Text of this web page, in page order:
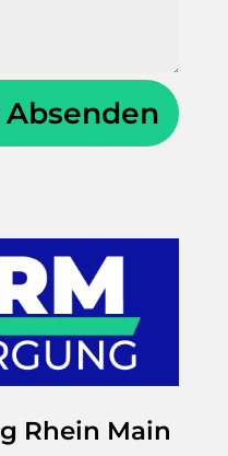
Absenden
Rhein Main